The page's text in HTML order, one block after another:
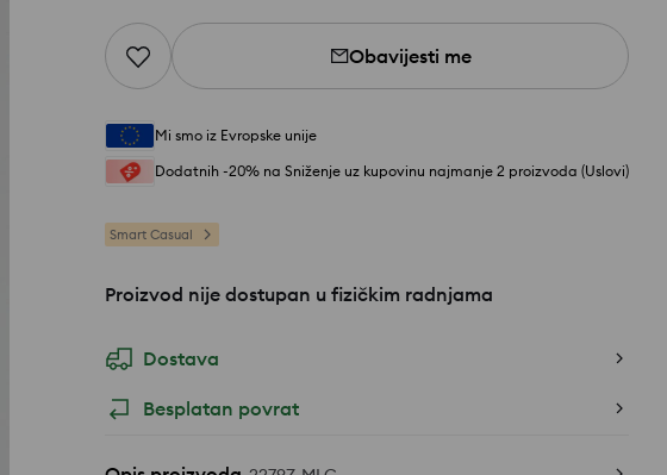
Obavijesti me
Mi smo iz Evropske unije
Dodatnih -20% na Sniženje uz kupovinu najmanje 2 proizvoda (Uslovi)
Smart Casual
Proizvod nije dostupan u fizičkim radnjama
Dostava
Besplatan povrat